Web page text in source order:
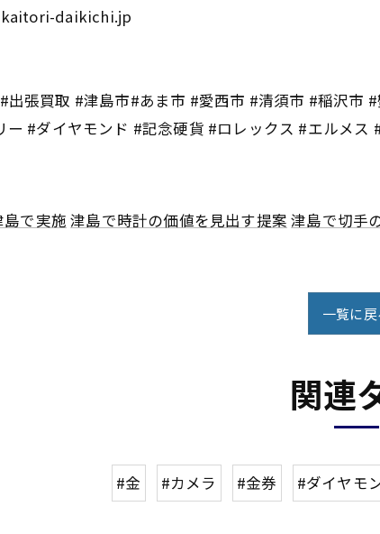
daikichi.jp
出張買取 #津島市#あま市 #愛西市 #清須市 #稲沢市
ー #ダイヤモンド #記念硬貨 #ロレックス #エルメス
で実施 津島で時計の価値を見出す提案 津島で切手
一覧に戻
関連
#金 #カメラ #金券 #ダイヤモ